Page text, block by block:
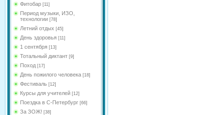
Фитобар [11]
Период музыки, ИЗО,
технологии [78]
Летний отдых [45]
День здоровья [11]
1 сентября [13]
Тотальный диктант [9]
Поход [17]
День пожилого человека [18]
Фестиваль [12]
Курсы для учителей [12]
Поездка в С-Петербург [66]
За ЗОЖ! [38]